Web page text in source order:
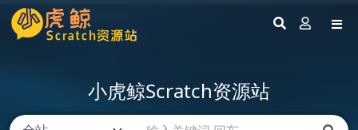
小虎鲸Scratch资源站